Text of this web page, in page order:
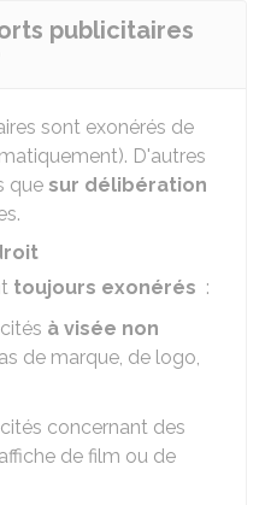
publicitaires
sont exonérés de
D'autres
que sur délibération
toujours exonérés :
à visée non
de marque, de logo,
concernant des
de film ou de